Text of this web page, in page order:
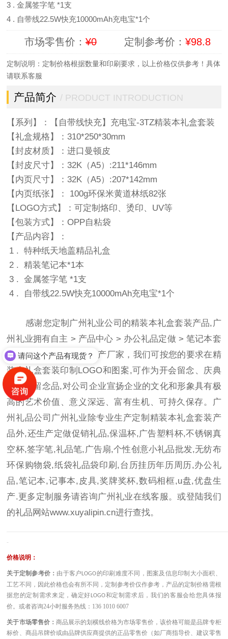
3 . 金属签字笔 *1支
4 . 自带线22.5W快充10000mAh充电宝*1个
市场零售价：¥0 定制参考价：¥98.8
定制说明：定制价格根据数量和印刷要求，以上价格仅供参考！具体
请联系客服
产品简介 / PRODUCT INTRODUCTION
【系列】：【自带线快充】充电宝-3TZ精装本礼盒套装
【礼盒规格】：310*250*30mm
【封皮材质】：进口曼顿皮
【封皮尺寸】：32K（A5）:211*146mm
【内页尺寸】：32K（A5）:207*142mm
【内页纸张】： 100g环保米黄道林纸82张
【LOGO方式】：可定制烙印、烫印、UV等
【包装方式】：OPP自粘袋
【产品内容】：
1 . 特种纸天地盖精品礼盒
2 . 精装笔记本*1本
3 . 金属签字笔 *1支
4 . 自带线22.5W快充10000mAh充电宝*1个
感谢您定制广州礼业公司的精装本礼盒套装产品,广
州礼业拥有自主 > 产品中心 > 办公礼品定做 >笔记本套
装厂,作为专业的礼品生产厂家，我们可按您的要求在精
装本礼盒套装印制LOGO和图案,可作为开会留念、庆典
活动的留念品,对公司企业宣扬企业的文化和形象具有极
高的艺术价值、意义深远、富有生机、可持久保存。广
州礼品公司广州礼业除专业生产定制精装本礼盒套装产
品外,还生产定做促销礼品,保温杯,广告塑料杯,不锈钢真
空杯,签字笔,礼品笔,广告扇,个性创意小礼品批发,无纺布
环保购物袋,纸袋礼品袋印刷,台历挂历年历周历,办公礼
品,笔记本,记事本,皮具,奖牌奖杯,数码相框,u盘,优盘生
产.更多定制服务请咨询广州礼业在线客服。或登陆我们
的礼品网站www.xuyalipin.cn进行查找。
-
价格说明：
关于定制参考价： 由于客户LOGO的印刷难度不同，图案及信息印制大小面积、
工艺不同，因此价格也会有所不同，定制参考价仅作参考，产品的定制价格需根
据您的定制需求来定，确定好 LOGO和定制需求后，我们的客服会给您具体报
价。或者咨询24小时服务热线：136 1010 6007
关于市场零售价： 商品展示的划横线价格为市场零售价，该价格可能是品牌专柜
标价、商品吊牌价或由品牌供应商提供的正品零售价（如厂商指导价、建议零售
请问这个产品有现货？